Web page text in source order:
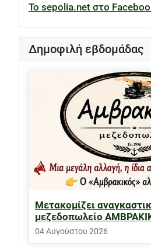
Το sepolia.net στο
Δημοφιλή εβδομάδας
Μετακομίζει
μεζεδοπωλείο
04 Αυγούστου 2026